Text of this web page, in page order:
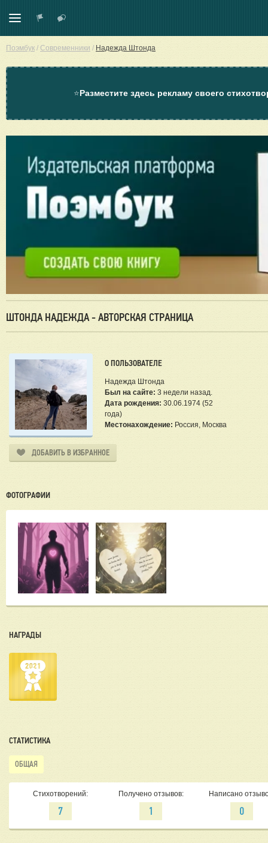
Поэмбук / Современники / Надежда Штонда
⭐Разместите здесь рекламу своего
ШТОНДА НАДЕЖДА - АВТОРСКАЯ СТРАНИЦА
О ПОЛЬЗОВАТЕЛЕ
Надежда Штонда
Был на сайте: 3 недели назад.
Дата рождения: 30.06.1974 (52
года)
Местонахождение: Россия, Москва
ДОБАВИТЬ В ИЗБРАННОЕ
ФОТОГРАФИИ
НАГРАДЫ
СТАТИСТИКА
ОБЩАЯ
Стихотворений:
7
Получено отзывов:
1
Написано
0